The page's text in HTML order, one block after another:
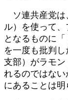
ソ連共産党は
ル）を使って
となるものに
を一度も批判
支部）がラモ
れるのではな
にあることは明